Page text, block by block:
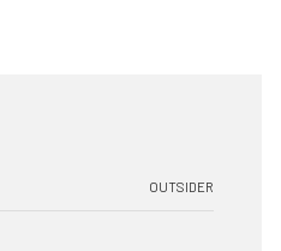
OUTSIDER